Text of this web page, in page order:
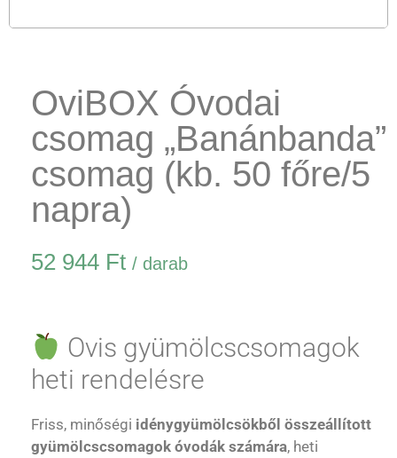
OviBOX Óvodai
csomag „Banánbanda”
csomag (kb. 50 főre/5
napra)
52 944 Ft / darab
Ovis gyümölcscsomagok
heti rendelésre
Friss, minőségi idénygyümölcsökből összeállított
gyümölcscsomagok óvodák számára, heti